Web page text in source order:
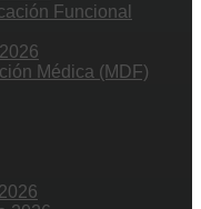
Funcional
Médica (MDF)